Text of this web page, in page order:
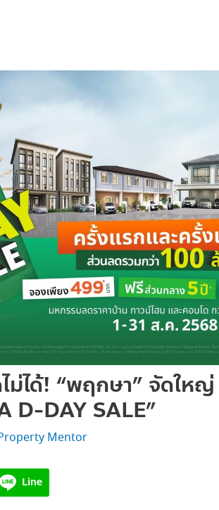
ได้! “พฤกษา” จัดใหญ่
D-DAY SALE”
Mentor
Line